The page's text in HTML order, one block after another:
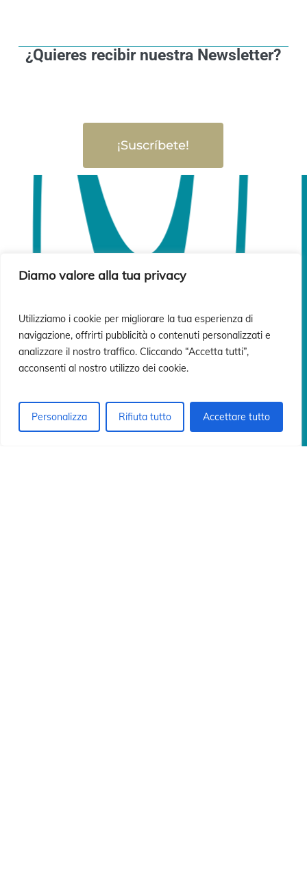
Diamo valore alla tua privacy
Utilizziamo i cookie per migliorare la tua esperienza di
navigazione, offrirti pubblicità o contenuti personalizzati e
analizzare il nostro traffico. Cliccando “Accetta tutti”,
acconsenti al nostro utilizzo dei cookie.
Personalizza Rifiuta tutto Accettare tutto
¿Quieres recibir nuestra Newsletter?
¡Suscríbete!